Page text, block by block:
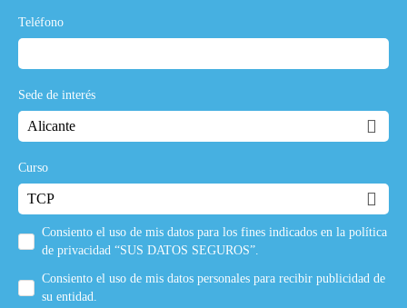
Teléfono
Sede de interés
Curso
Consiento el uso de mis datos para los fines indicados en la política
de privacidad “SUS DATOS SEGUROS”.
Consiento el uso de mis datos personales para recibir publicidad de
su entidad.